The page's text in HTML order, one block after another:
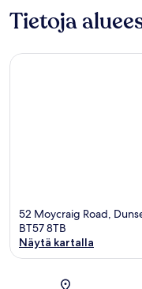
Tietoja
52 Moycraig Road,
BT57 8TB
Näytä kartalla